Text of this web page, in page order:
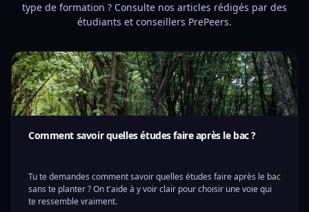
type de formation ? Consulte nos articles rédigés par des
étudiants et conseillers PrePeers.
Comment savoir quelles études faire après le bac ?
Tu te demandes comment savoir quelles études faire après le bac
sans te planter ? On t'aide à y voir clair pour choisir une voie qui
te ressemble vraiment.